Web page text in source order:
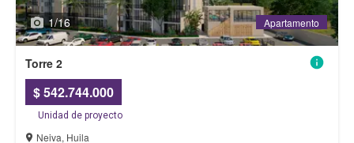
Apartamento
Apartamento
1/16
Torre 2
$ 542.744.000
Unidad de proyecto
Neiva, Huila